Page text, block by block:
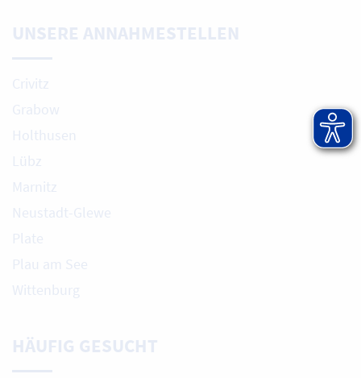
UNSERE ANNAHMESTELLEN
Crivitz
Grabow
Holthusen
Lübz
Marnitz
Neustadt-Glewe
Plate
Plau am See
Wittenburg
HÄUFIG GESUCHT